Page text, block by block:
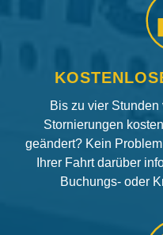
Bis zu vier
Stornierungen
geändert? Kein
Ihrer Fahrt darüber
Buchungs- oder